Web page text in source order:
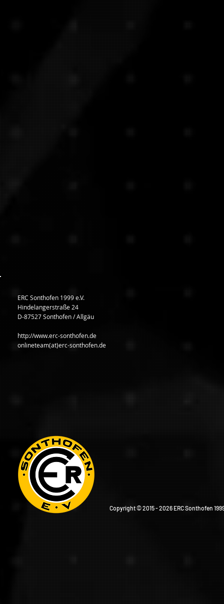
ERC Sonthofen 1999 e.V.
Hindelangerstraße 24
D-87527 Sonthofen / Allgäu
http://www.erc-sonthofen.de
onlineteam(at)erc-sonthofen.de
Copyright © 2015 - 2026 ERC Sonthofen